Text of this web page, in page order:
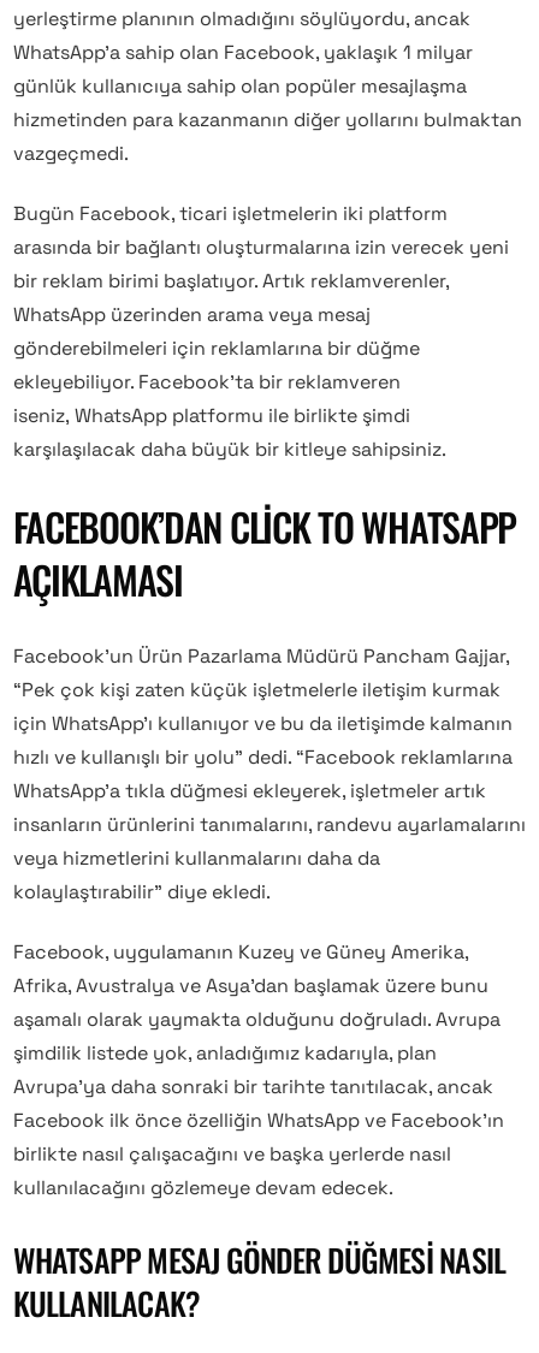
yerleştirme planının olmadığını söylüyordu, ancak
WhatsApp’a sahip olan Facebook, yaklaşık 1 milyar
günlük kullanıcıya sahip olan popüler mesajlaşma
hizmetinden para kazanmanın diğer yollarını bulmaktan
vazgeçmedi.
Bugün Facebook, ticari işletmelerin iki platform
arasında bir bağlantı oluşturmalarına izin verecek yeni
bir reklam birimi başlatıyor. Artık reklamverenler,
WhatsApp üzerinden arama veya mesaj
gönderebilmeleri için reklamlarına bir düğme
ekleyebiliyor. Facebook’ta bir reklamveren
iseniz, WhatsApp platformu ile birlikte şimdi
karşılaşılacak daha büyük bir kitleye sahipsiniz.
FACEBOOK’DAN CLICK TO WHATSAPP
AÇIKLAMASI
Facebook’un Ürün Pazarlama Müdürü Pancham Gajjar,
“Pek çok kişi zaten küçük işletmelerle iletişim kurmak
için WhatsApp’ı kullanıyor ve bu da iletişimde kalmanın
hızlı ve kullanışlı bir yolu” dedi. “Facebook reklamlarına
WhatsApp’a tıkla düğmesi ekleyerek, işletmeler artık
insanların ürünlerini tanımalarını, randevu ayarlamalarını
veya hizmetlerini kullanmalarını daha da
kolaylaştırabilir” diye ekledi.
Facebook, uygulamanın Kuzey ve Güney Amerika,
Afrika, Avustralya ve Asya’dan başlamak üzere bunu
aşamalı olarak yaymakta olduğunu doğruladı. Avrupa
şimdilik listede yok, anladığımız kadarıyla, plan
Avrupa’ya daha sonraki bir tarihte tanıtılacak, ancak
Facebook ilk önce özelliğin WhatsApp ve Facebook’ın
birlikte nasıl çalışacağını ve başka yerlerde nasıl
kullanılacağını gözlemeye devam edecek.
WHATSAPP MESAJ GÖNDER DÜĞMESI NASIL
KULLANILACAK?